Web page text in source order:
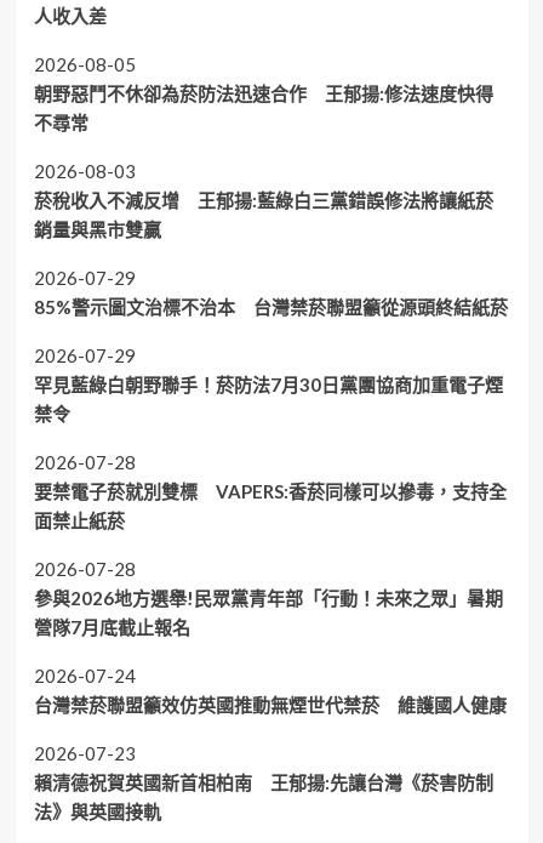
人收入差
2026-08-05
朝野惡鬥不休卻為菸防法迅速合作 王郁揚:修法速度快得
不尋常
2026-08-03
菸稅收入不減反增 王郁揚:藍綠白三黨錯誤修法將讓紙菸
銷量與黑市雙贏
2026-07-29
85%警示圖文治標不治本 台灣禁菸聯盟籲從源頭終結紙菸
2026-07-29
罕見藍綠白朝野聯手！菸防法7月30日黨團協商加重電子煙
禁令
2026-07-28
要禁電子菸就別雙標 VAPERS:香菸同樣可以摻毒，支持全
面禁止紙菸
2026-07-28
參與2026地方選舉!民眾黨青年部「行動！未來之眾」暑期
營隊7月底截止報名
2026-07-24
台灣禁菸聯盟籲效仿英國推動無煙世代禁菸 維護國人健康
2026-07-23
賴清德祝賀英國新首相柏南 王郁揚:先讓台灣《菸害防制
法》與英國接軌